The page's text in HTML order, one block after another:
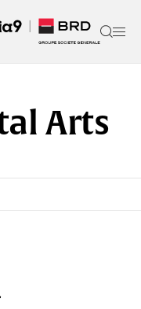
Arts